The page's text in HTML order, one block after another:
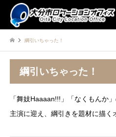
綱引いちゃった！
綱引いちゃった！
「舞妓Haaaan!!!」「なくもんか
主演に迎え、綱引きを題材に描く